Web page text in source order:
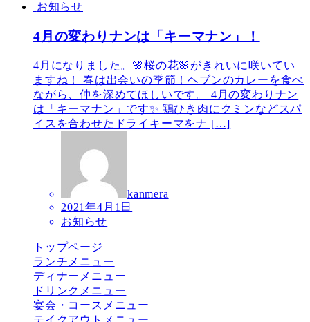
お知らせ
4月の変わりナンは「キーマナン」！
4月になりました。🌸桜の花🌸がきれいに咲いてい
ますね！ 春は出会いの季節！ヘブンのカレーを食べ
ながら、仲を深めてほしいです。 4月の変わりナン
は「キーマナン」です✨ 鶏ひき肉にクミンなどスパ
イスを合わせたドライキーマをナ […]
kanmera
2021年4月1日
お知らせ
トップページ
ランチメニュー
ディナーメニュー
ドリンクメニュー
宴会・コースメニュー
テイクアウトメニュー